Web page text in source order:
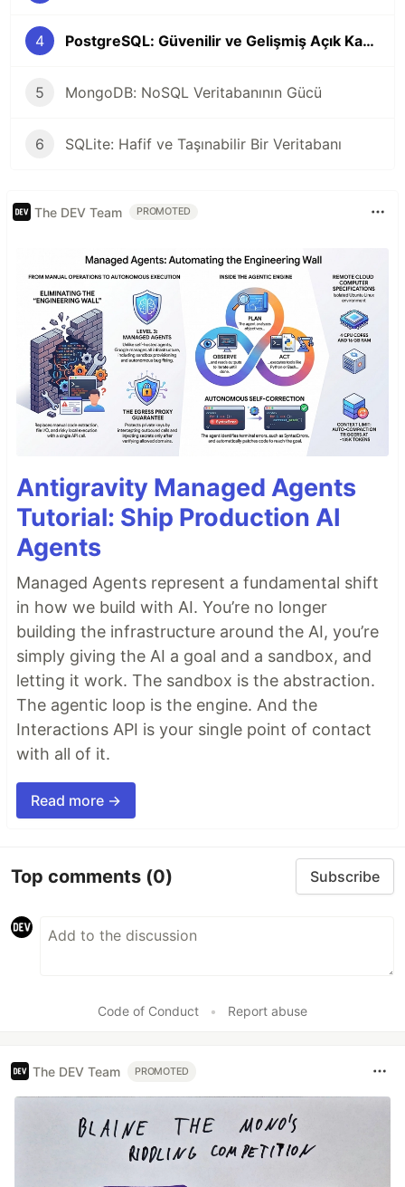
4 PostgreSQL: Güvenilir ve Gelişmiş Açık Kaynak Veritabanı Yönetimi
5 MongoDB: NoSQL Veritabanının Gücü
6 SQLite: Hafif ve Taşınabilir Bir Veritabanı
The DEV Team PROMOTED
Antigravity Managed Agents
Tutorial: Ship Production AI
Agents
Managed Agents represent a fundamental shift
in how we build with AI. You’re no longer
building the infrastructure around the AI, you’re
simply giving the AI a goal and a sandbox, and
letting it work. The sandbox is the abstraction.
The agentic loop is the engine. And the
Interactions API is your single point of contact
with all of it.
Read more →
Top comments (0) Subscribe
Code of Conduct • Report abuse
The DEV Team PROMOTED